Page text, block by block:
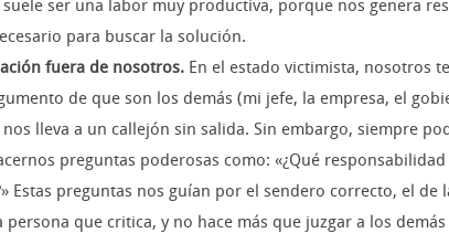
ser una labor muy productiva, porque nos genera
para buscar la solución.
fuera de nosotros. En el estado victimista, nosotros
de que son los demás (mi jefe, la empresa, el
lleva a un callejón sin salida. Sin embargo, siempre
preguntas poderosas como: «¿Qué
Estas preguntas nos guían por el sendero correcto, el de
persona que critica, y no hace más que juzgar a los